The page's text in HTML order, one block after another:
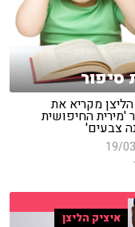
מקריא את
'מירית החיפושית
צבעים'
19/
איציק הליצן